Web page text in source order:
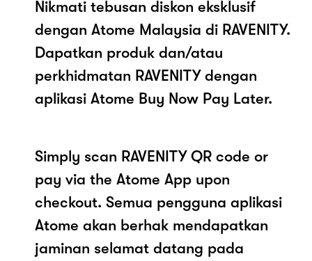
Nikmati tebusan diskon eksklusif
dengan Atome Malaysia di RAVENITY.
Dapatkan produk dan/atau
perkhidmatan RAVENITY dengan
aplikasi Atome Buy Now Pay Later.
Simply scan RAVENITY QR code or
pay via the Atome App upon
checkout. Semua pengguna aplikasi
Atome akan berhak mendapatkan
jaminan selamat datang pada